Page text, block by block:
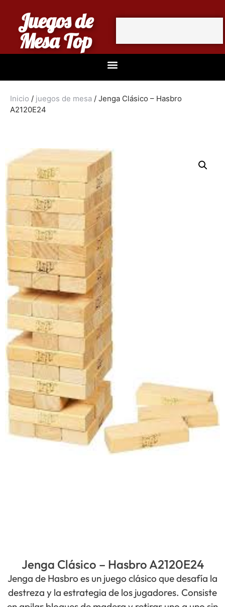
Juegos de
Mesa Top
Inicio / juegos de mesa / Jenga Clásico – Hasbro
A2120E24
Jenga Clásico – Hasbro A2120E24
Jenga de Hasbro es un juego clásico que desafía la
destreza y la estrategia de los jugadores. Consiste